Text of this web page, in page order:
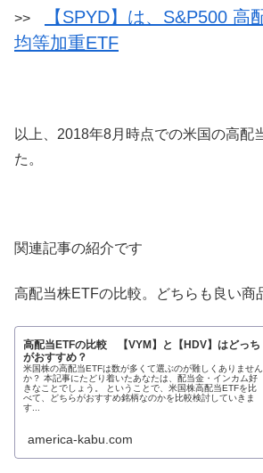
>>
【SPYD】は、S&P500 高
均等加重ETF
以上、2018年8月時点での米国の高配
た。
関連記事の紹介です
高配当株ETFの比較。どちらも良い商
高配当ETFの比較 【VYM】と【HDV】はどっち
がおすすめ？
米国株の高配当ETFは数が多くて選ぶのが難しくありません
か？ 本記事にたどり着いたあなたは、配当金・インカム好
きなことでしょう。 ということで、米国株高配当ETFを比
べて、どちらがおすすめ銘柄なのかを比較検討していきま
す...
america-kabu.com